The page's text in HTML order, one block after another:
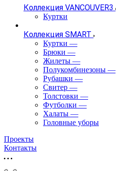
Коллекция VANCOUVER3
Куртки
Коллекция SMART
Куртки —
Брюки —
Жилеты —
Полукомбинезоны —
Рубашки —
Свитер —
Толстовки —
Футболки —
Халаты —
Головные уборы
Проекты
Контакты